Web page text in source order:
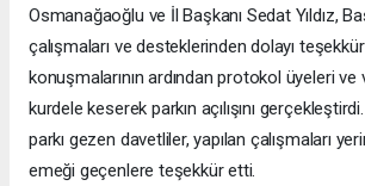
Osmanağaoğlu ve İl Başkanı Sedat Yıldız,
çalışmaları ve desteklerinden dolayı
konuşmalarının ardından protokol üyeleri
kurdele keserek parkın açılışını gerçekleştirdi.
parkı gezen davetliler, yapılan çalışmaları
emeği geçenlere teşekkür etti.